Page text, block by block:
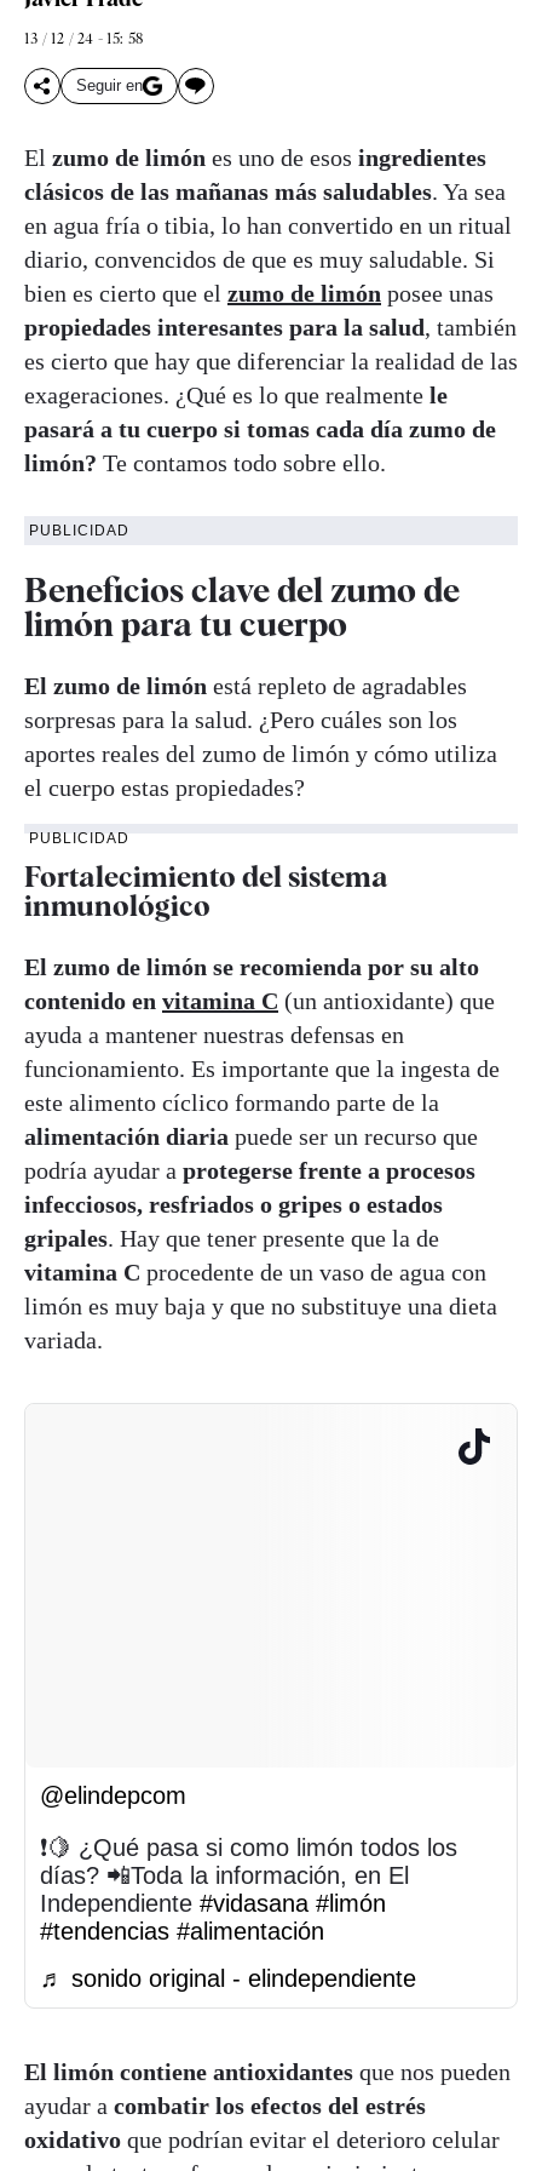
13 / 12 / 24 - 15: 58
Seguir en
El zumo de limón es uno de esos ingredientes
clásicos de las mañanas más saludables. Ya sea
en agua fría o tibia, lo han convertido en un ritual
diario, convencidos de que es muy saludable. Si
bien es cierto que el zumo de limón posee unas
propiedades interesantes para la salud, también
es cierto que hay que diferenciar la realidad de las
exageraciones. ¿Qué es lo que realmente le
pasará a tu cuerpo si tomas cada día zumo de
limón? Te contamos todo sobre ello.
PUBLICIDAD
Beneficios clave del zumo de
limón para tu cuerpo
El zumo de limón está repleto de agradables
sorpresas para la salud. ¿Pero cuáles son los
aportes reales del zumo de limón y cómo utiliza
el cuerpo estas propiedades?
PUBLICIDAD
Fortalecimiento del sistema
inmunológico
El zumo de limón se recomienda por su alto
contenido en vitamina C (un antioxidante) que
ayuda a mantener nuestras defensas en
funcionamiento. Es importante que la ingesta de
este alimento cíclico formando parte de la
alimentación diaria puede ser un recurso que
podría ayudar a protegerse frente a procesos
infecciosos, resfriados o gripes o estados
gripales. Hay que tener presente que la de
vitamina C procedente de un vaso de agua con
limón es muy baja y que no substituye una dieta
variada.
@elindepcom
❗️🍋 ¿Qué pasa si como limón todos los
días? 📲Toda la información, en El
Independiente #vidasana #limón
#tendencias #alimentación
♬ sonido original - elindependiente
El limón contiene antioxidantes que nos pueden
ayudar a combatir los efectos del estrés
oxidativo que podrían evitar el deterioro celular